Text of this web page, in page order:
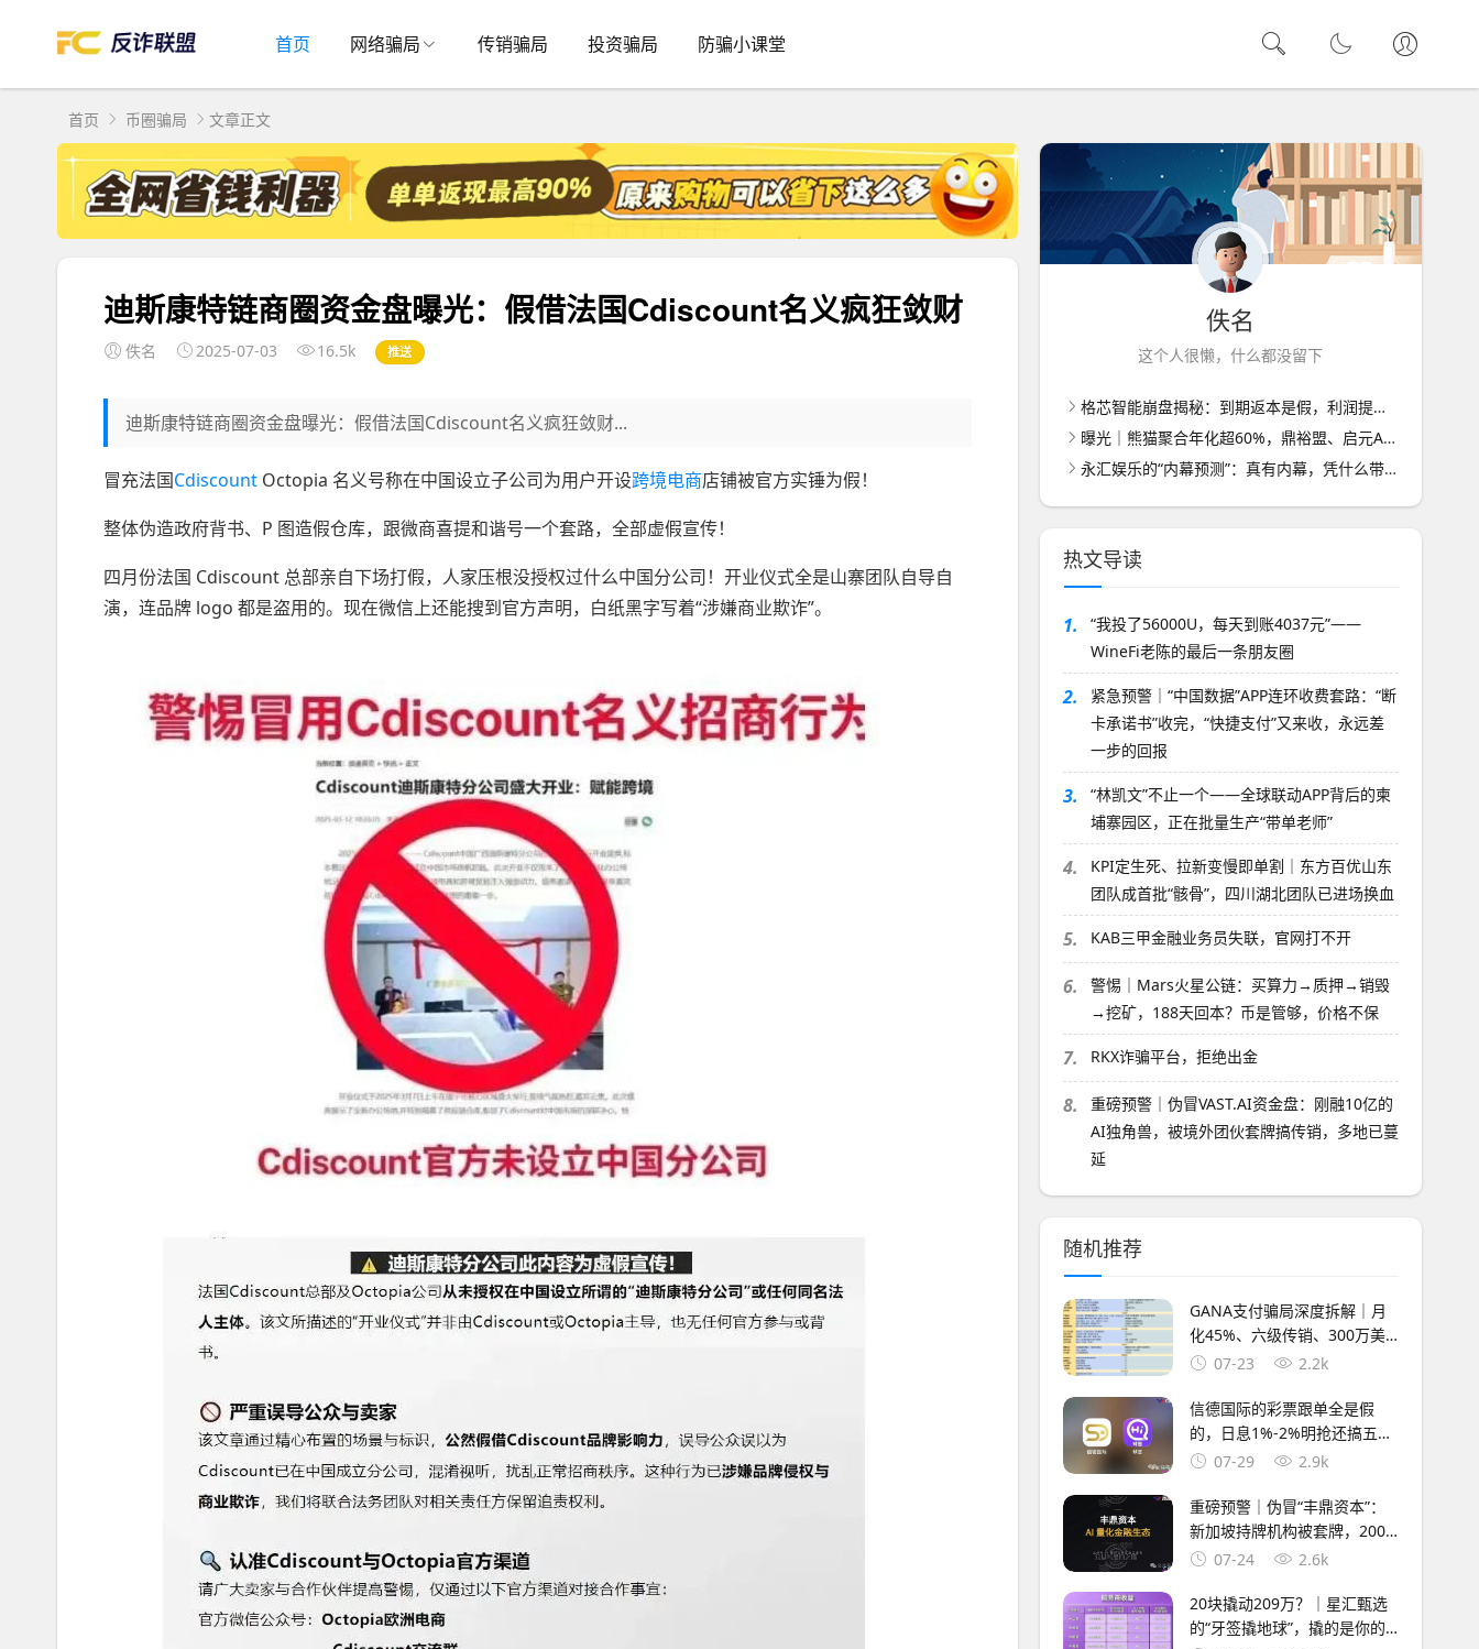
首页 网络骗局 传销骗局 投资骗局 防骗小课堂
首页 币圈骗局 文章正文
迪斯康特链商圈资金盘曝光：假借法国Cdiscount名义疯狂敛财
佚名 2025-07-03 16.5k 推送
迪斯康特链商圈资金盘曝光：假借法国Cdiscount名义疯狂敛财...
冒充法国Cdiscount Octopia 名义号称在中国设立子公司为用户开设跨境电商店铺被官方实锤为假！
整体伪造政府背书、P 图造假仓库，跟微商喜提和谐号一个套路，全部虚假宣传！
四月份法国 Cdiscount 总部亲自下场打假，人家压根没授权过什么中国分公司！开业仪式全是山寨团队自导自
演，连品牌 logo 都是盗用的。现在微信上还能搜到官方声明，白纸黑字写着“涉嫌商业欺诈”。
佚名
这个人很懒，什么都没留下
格芯智能崩盘揭秘：到期返本是假，利润提现门槛层层加码
曝光｜熊猫聚合年化超60%，鼎裕盟、启元AI已崩盘
永汇娱乐的“内幕预测”：真有内幕，凭什么带你赚钱？
热文导读
1.
“我投了56000U，每天到账4037元”——
WineFi老陈的最后一条朋友圈
2.
紧急预警｜“中国数据”APP连环收费套路：“断
卡承诺书”收完，“快捷支付”又来收，永远差
一步的回报
3.
“林凯文”不止一个——全球联动APP背后的柬
埔寨园区，正在批量生产“带单老师”
4.
KPI定生死、拉新变慢即单割｜东方百优山东
团队成首批“骸骨”，四川湖北团队已进场换血
5. KAB三甲金融业务员失联，官网打不开
6.
警惕｜Mars火星公链：买算力→质押→销毁
→挖矿，188天回本？币是管够，价格不保
7. RKX诈骗平台，拒绝出金
8.
重磅预警｜伪冒VAST.AI资金盘：刚融10亿的
AI独角兽，被境外团伙套牌搞传销，多地已蔓
延
随机推荐
GANA支付骗局深度拆解｜月
化45%、六级传销、300万美
金窟窿，拉菲系最后的残留盘
07-23 2.2k
信德国际的彩票跟单全是假
的，日息1%-2%明抢还搞五级
传销，鑫慷嘉换皮继续割
07-29 2.9k
重磅预警｜伪冒“丰鼎资本”：
新加坡持牌机构被套牌，200U
起投日化1.68%，域名备案来
07-24 2.6k
20块撬动209万？｜星汇甄选
的“牙签撬地球”，撬的是你的